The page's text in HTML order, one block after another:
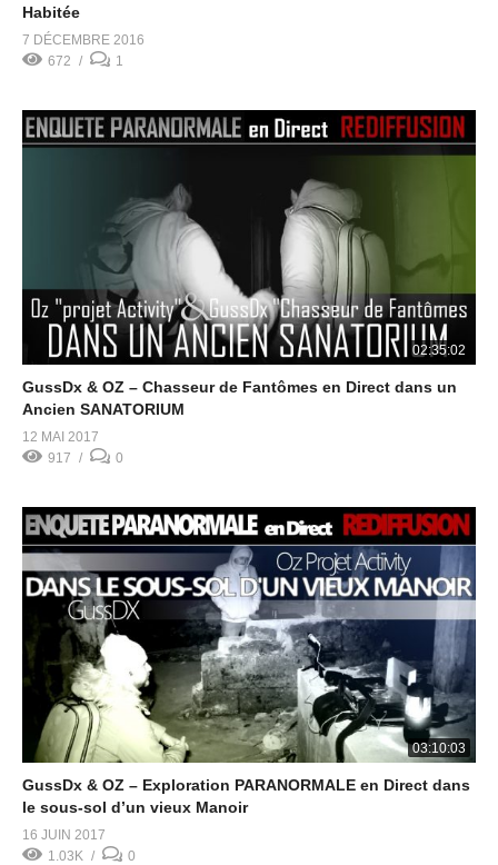
Habitée
7 DÉCEMBRE 2016
672
1
02:35:02
GussDx & OZ – Chasseur de Fantômes en Direct dans un
Ancien SANATORIUM
12 MAI 2017
917
0
03:10:03
GussDx & OZ – Exploration PARANORMALE en Direct dans
le sous-sol d’un vieux Manoir
16 JUIN 2017
1.03K
0